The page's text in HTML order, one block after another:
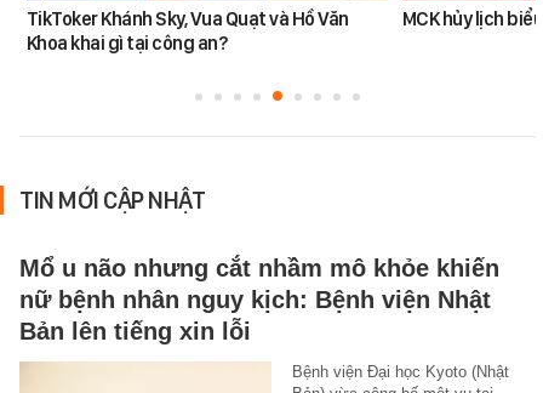
TikToker Khánh Sky, Vua Quạt và Hồ Văn
Khoa khai gì tại công an?
MCK hủy lịch
TIN MỚI CẬP NHẬT
Mổ u não nhưng cắt nhầm mô khỏe khiến
nữ bệnh nhân nguy kịch: Bệnh viện Nhật
Bản lên tiếng xin lỗi
Bệnh viện Đại học Kyoto (Nhật